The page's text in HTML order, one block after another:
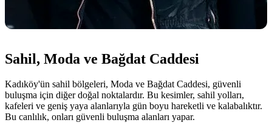
Sahil, Moda ve Bağdat Caddesi
Kadıköy'ün sahil bölgeleri, Moda ve Bağdat Caddesi, güvenli
buluşma için diğer doğal noktalardır. Bu kesimler, sahil yolları,
kafeleri ve geniş yaya alanlarıyla gün boyu hareketli ve kalabalıktır.
Bu canlılık, onları güvenli buluşma alanları yapar.